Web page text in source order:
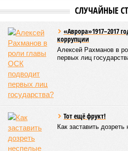
СЛУЧАЙНЫЕ
«Аврора»1917–2017
коррупции
Алексей Рахманов в
первых лиц
Тот ещё фрукт!
Как заставить